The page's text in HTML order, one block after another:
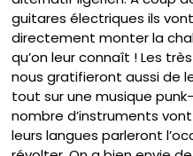
guitares électriques ils
directement monter la
qu’on leur connaît ! Les
nous gratifieront aussi de
tout sur une musique
nombre d’instruments
leurs langues parleront